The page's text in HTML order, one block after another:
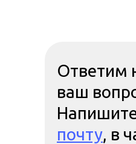
Ответим
ваш
почту, в